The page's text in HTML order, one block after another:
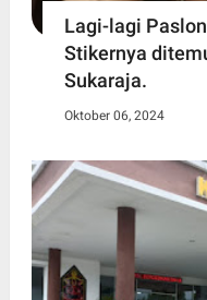
Lagi-lagi
Stikernya
Sukaraja.
Oktober 06, 2024